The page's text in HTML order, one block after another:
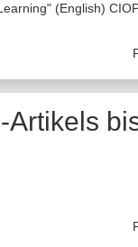
(English)